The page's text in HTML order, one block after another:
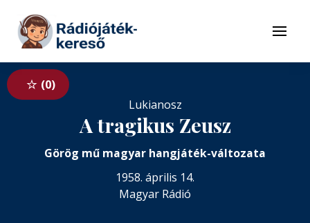
Tovább a tartalomhoz
Menü
0
Lukianosz
A tragikus Zeusz
Görög mű magyar hangjáték-változata
1958. április 14.
Magyar Rádió